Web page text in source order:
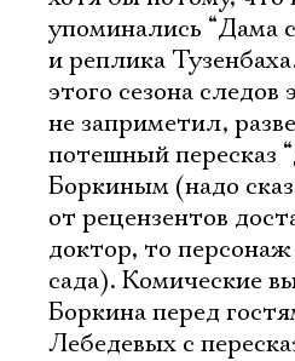
упоминались “Дама с
и реплика
этого сезона
не заприметил,
потешный пересказ
Боркиным (надо
от рецензентов
доктор, то
сада). Комические
Боркина перед
Лебедевых с